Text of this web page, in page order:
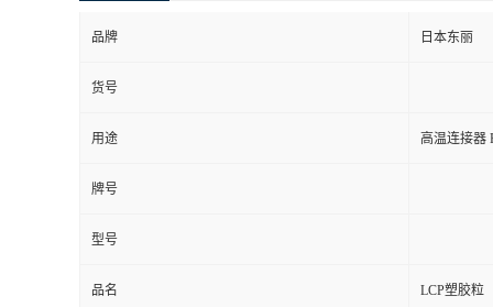
品牌 日本东丽
货号
用途 高温连接器
牌号
型号
品名 LCP塑胶粒